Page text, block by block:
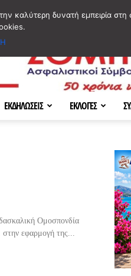
ΕΚΔΗΛΩΣΕΙΣ ΕΚΛΟΓΕΣ
Ομοσπονδία
εφαρμογή της...
καλύτερη δυνατή εμπειρία